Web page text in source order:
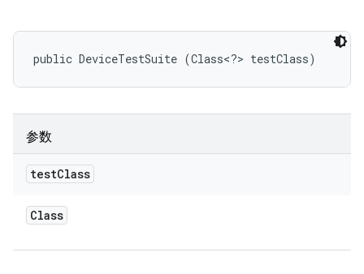
public DeviceTestSuite (Class<?> testClass)
参数
testClass
Class